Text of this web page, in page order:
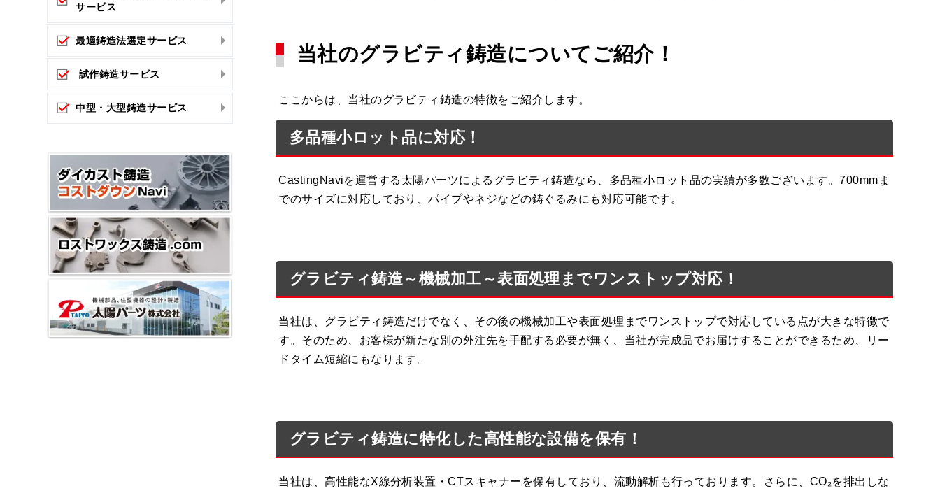
当社のグラビティ鋳造についてご紹介！
ここからは、当社のグラビティ鋳造の特徴をご紹介します。
多品種小ロット品に対応！
CastingNaviを運営する太陽パーツによるグラビティ鋳造なら、多品種小ロット品の実績が多数ございます。700mmま
でのサイズに対応しており、パイプやネジなどの鋳ぐるみにも対応可能です。
グラビティ鋳造～機械加工～表面処理までワンストップ対応！
当社は、グラビティ鋳造だけでなく、その後の機械加工や表面処理までワンストップで対応している点が大きな特徴で
す。そのため、お客様が新たな別の外注先を手配する必要が無く、当社が完成品でお届けすることができるため、リー
ドタイム短縮にもなります。
グラビティ鋳造に特化した高性能な設備を保有！
当社は、高性能なX線分析装置・CTスキャナーを保有しており、流動解析も行っております。さらに、CO₂を排出しな
サービス
最適鋳造法選定サービス
試作鋳造サービス
中型・大型鋳造サービス